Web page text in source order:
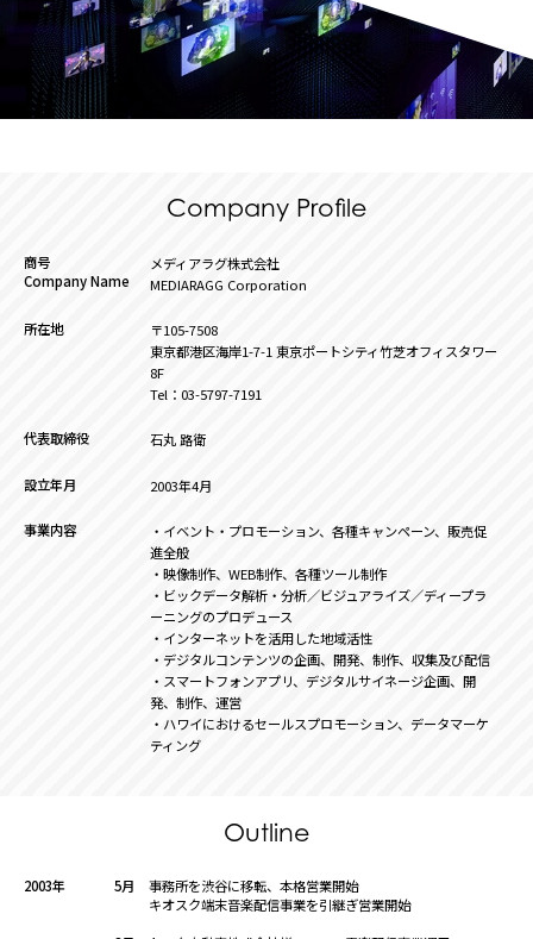
Company Profile
商号
Company Name
メディアラグ株式会社
MEDIARAGG Corporation
所在地
〒105-7508
東京都港区海岸1-7-1 東京ポートシティ竹芝オフィスタワー
8F
Tel：03-5797-7191
代表取締役 石丸 路衛
設立年月 2003年4月
事業内容
・イベント・プロモーション、各種キャンペーン、販売促
進全般
・映像制作、WEB制作、各種ツール制作
・ビックデータ解析・分析／ビジュアライズ／ディープラ
ーニングのプロデュース
・インターネットを活用した地域活性
・デジタルコンテンツの企画、開発、制作、収集及び配信
・スマートフォンアプリ、デジタルサイネージ企画、開
発、制作、運営
・ハワイにおけるセールスプロモーション、データマーケ
ティング
Outline
2003年 5月
事務所を渋谷に移転、本格営業開始
キオスク端末音楽配信事業を引継ぎ営業開始